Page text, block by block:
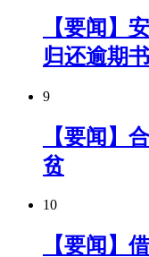
【要闻】
归还逾期
9
【要闻】
贫
10
【要闻】